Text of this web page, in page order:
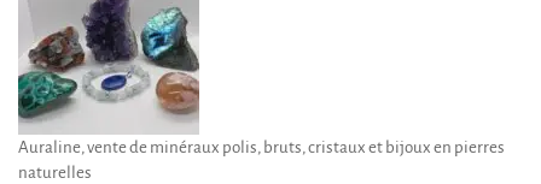
Auraline, vente de minéraux polis, bruts, cristaux et bijoux en pierres
naturelles